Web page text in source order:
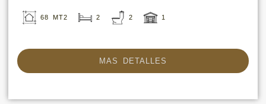
68 MT2 2 2 1
MAS DETALLES